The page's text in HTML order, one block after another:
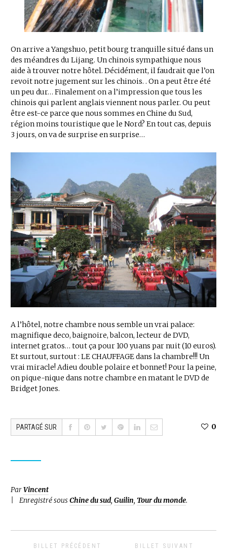
On arrive a Yangshuo, petit bourg tranquille situé dans un
des méandres du Lijang. Un chinois sympathique nous
aide à trouver notre hôtel. Décidément, il faudrait que l’on
revoit notre jugement sur les chinois. . On a peut être été
un peu dur… Finalement on a l’impression que tous les
chinois qui parlent anglais viennent nous parler. Ou peut
être est-ce parce que nous sommes en Chine du Sud,
région moins touristique que le Nord? En tout cas, depuis
3 jours, on va de surprise en surprise…
A l’hôtel, notre chambre nous semble un vrai palace:
magnifique deco, baignoire, balcon, lecteur de DVD,
internet gratos… tout ça pour 100 yuans par nuit (10 euros).
Et surtout, surtout : LE CHAUFFAGE dans la chambre!!! Un
vrai miracle! Adieu double polaire et bonnet! Pour la peine,
on pique-nique dans notre chambre en matant le DVD de
Bridget Jones.
PARTAGÉ SUR 0
ParVincent
Enregistré sousChine du sud, Guilin, Tour du monde.
BILLET PRÉCÉDENT BILLET SUIVANT